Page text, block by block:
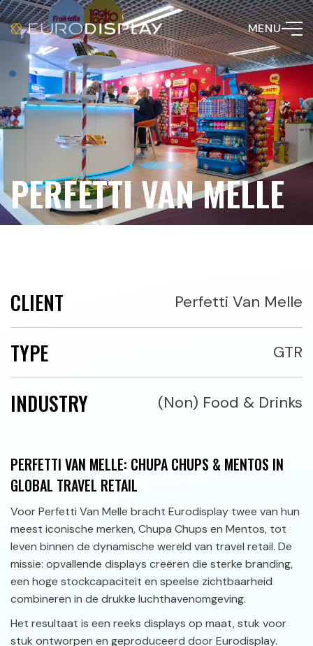
MENU
PERFETTI VAN MELLE
CLIENT Perfetti Van Melle
TYPE GTR
INDUSTRY (Non) Food & Drinks
PERFETTI VAN MELLE: CHUPA CHUPS & MENTOS IN
GLOBAL TRAVEL RETAIL
Voor Perfetti Van Melle bracht Eurodisplay twee van hun
meest iconische merken, Chupa Chups en Mentos, tot
leven binnen de dynamische wereld van travel retail. De
missie: opvallende displays creëren die sterke branding,
een hoge stockcapaciteit en speelse zichtbaarheid
combineren in de drukke luchthavenomgeving.
Het resultaat is een reeks displays op maat, stuk voor
stuk ontworpen en geproduceerd door Eurodisplay.